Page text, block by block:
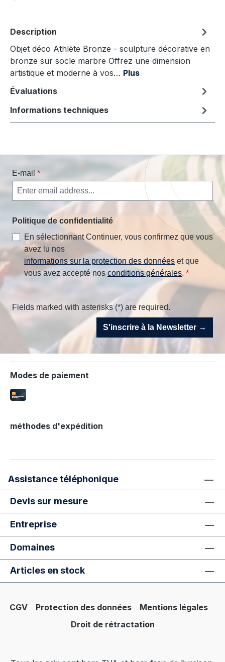
Description
Objet déco Athlète Bronze - sculpture décorative en
bronze sur socle marbre Offrez une dimension
artistique et moderne à vos… Plus
Évaluations
Informations techniques
E-mail *
Politique de confidentialité
En sélectionnant Continuer, vous confirmez que vous
avez lu nos
informations sur la protection des données et que
vous avez accepté nos conditions générales. *
Fields marked with asterisks (*) are required.
S'inscrire à la Newsletter →
Modes de paiement
méthodes d'expédition
Assistance téléphonique
Devis sur mesure
Entreprise
Domaines
Articles en stock
CGV Protection des données
Mentions légales
Droit de rétractation